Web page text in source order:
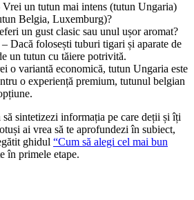
Vrei un tutun mai intens (tutun Ungaria)
Belgia, Luxemburg)?
un gust clasic sau unul ușor aromat?
– Dacă folosești tuburi tigari și aparate de
un tutun cu tăiere potrivită.
o variantă economică, tutun Ungaria este
o experiență premium, tutunul belgian
să sintetizezi informația pe care deții și îți
ai vrea să te aprofundezi în subiect,
ghidul “Cum să alegi cel mai bun
în primele etape.